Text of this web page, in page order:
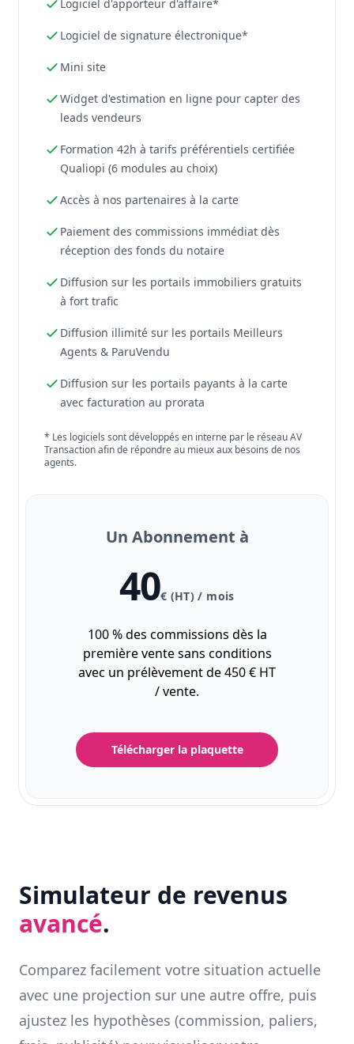
Logiciel d'apporteur d'affaire*
Logiciel de signature électronique*
Mini site
Widget d'estimation en ligne pour capter des
leads vendeurs
Formation 42h à tarifs préférentiels certifiée
Qualiopi (6 modules au choix)
Accès à nos partenaires à la carte
Paiement des commissions immédiat dès
réception des fonds du notaire
Diffusion sur les portails immobiliers gratuits
à fort trafic
Diffusion illimité sur les portails Meilleurs
Agents & ParuVendu
Diffusion sur les portails payants à la carte
avec facturation au prorata
* Les logiciels sont développés en interne par le réseau AV
Transaction afin de répondre au mieux aux besoins de nos
agents.
Un Abonnement à
40€ (HT) / mois
100 % des commissions dès la
première vente sans conditions
avec un prélèvement de 450 € HT
/ vente.
Télécharger la plaquette
Simulateur de revenus
avancé.
Comparez facilement votre situation actuelle
avec une projection sur une autre offre, puis
ajustez les hypothèses (commission, paliers,